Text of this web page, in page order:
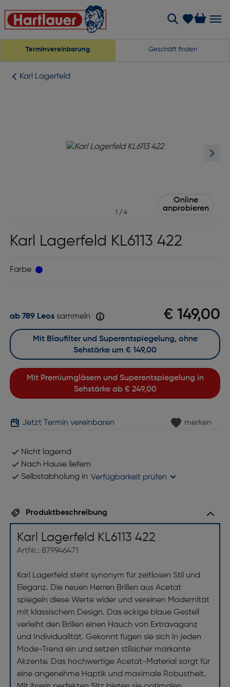
Terminvereinbarung Geschäft finden
Karl Lagerfeld
1 / 4
Online
anprobieren
Karl Lagerfeld KL6113 422
Farbe
€ 149,00
ab 789 Leossammeln
Mit Premiumgläsern und Superentspiegelung in
Sehstärke ab € 249,00
Mit Blaufilter und Superentspiegelung, ohne
Sehstärke um € 149,00
Jetzt Termin vereinbaren merken
Nicht lagernd
Nach Hause liefern
Selbstabholung in Verfügbarkeit prüfen
Produktbeschreibung
Karl Lagerfeld KL6113 422
ArtNr.: 879946471
Karl Lagerfeld steht synonym für zeitlosen Stil und
Eleganz. Die neuen Herren Brillen aus Acetat
spiegeln diese Werte wider und vereinen Modernität
mit klassischem Design. Das eckige blaue Gestell
verleiht den Brillen einen Hauch von Extravaganz
und Individualität. Gekonnt fügen sie sich in jeden
Mode-Trend ein und setzen stilsicher markante
Akzente. Das hochwertige Acetat-Material sorgt für
eine angenehme Haptik und maximale Robustheit.